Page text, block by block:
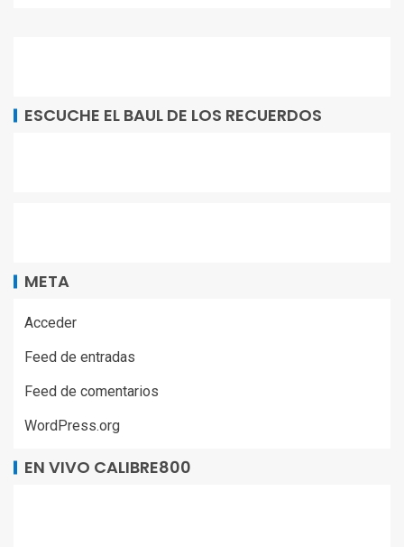
ESCUCHE EL BAUL DE LOS RECUERDOS
META
Acceder
Feed de entradas
Feed de comentarios
WordPress.org
EN VIVO CALIBRE800